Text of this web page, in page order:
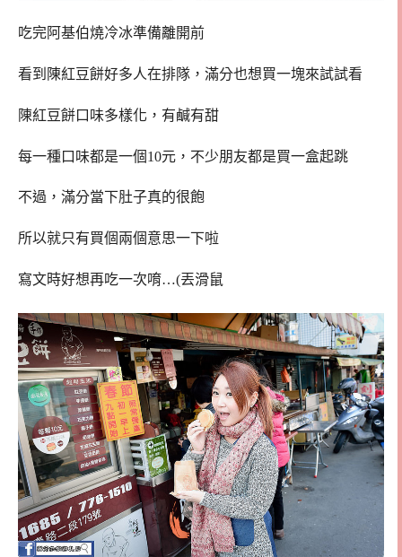
吃完阿基伯燒冷冰準備離開前
看到陳紅豆餅好多人在排隊，滿分也想買一塊來試試看
陳紅豆餅口味多樣化，有鹹有甜
每一種口味都是一個10元，不少朋友都是買一盒起跳
不過，滿分當下肚子真的很飽
所以就只有買個兩個意思一下啦
寫文時好想再吃一次唷…(丟滑鼠